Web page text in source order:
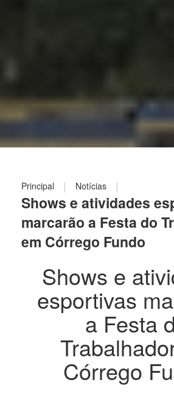
Principal | Notícias |
Shows e atividades
marcarão a Festa do
em Córrego Fundo
Shows e
esportivas
a Festa
Córrego